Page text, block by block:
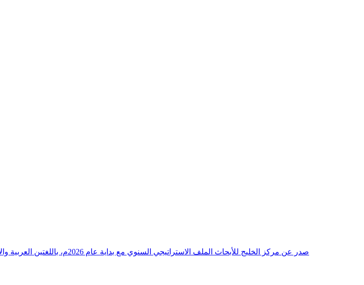
صدر عن مركز الخليج للأبحاث الملف الاستراتيجي السنوي مع بداية عام 2026م، باللغتين العربية والانجليزية وتضمن دراسات تحليلية ورؤى معمقة، وقراءات دقيقة ورصدًا واستشرافًا وافيًا لكافة أ